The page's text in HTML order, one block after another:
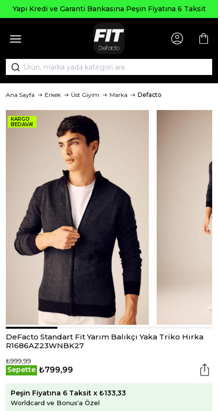
Yapı Kredi ve Garanti Bankasına Peşin Fiyatına 6 Taksit
Ana Sayfa Erkek Üst Giyim Marka Defacto
KARGO
BEDAVA!
DeFacto Standart Fit Yarım Balıkçı Yaka Triko Hırka
R1686AZ23WNBK27
₺999,99
Sepette ₺799,99
Peşin Fiyatına 6 Taksit x ₺133,33
Worldcard ve Bonus'a Özel